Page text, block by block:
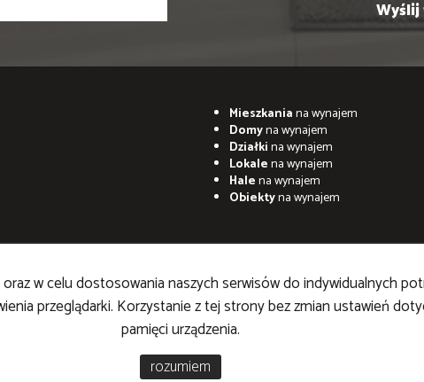
Mieszkaniana wynajem
Domyna wynajem
Działkina wynajem
Lokalena wynajem
Halena wynajem
Obiektyna wynajem
w celu dostosowania naszych serwisów do indywidualnych
przeglądarki. Korzystanie z tej strony bez zmian ustawień
pamięci urządzenia.
rozumiem